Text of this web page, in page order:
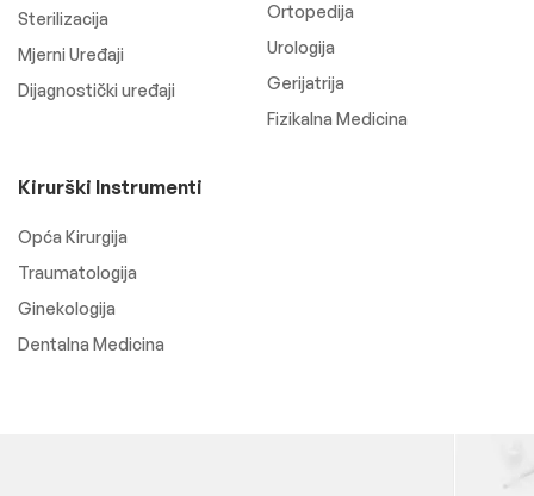
Sterilizacija
Mjerni Uređaji
Dijagnostički uređaji
Ortopedija
Urologija
Gerijatrija
Fizikalna Medicina
Kirurški Instrumenti
Opća Kirurgija
Traumatologija
Ginekologija
Dentalna Medicina